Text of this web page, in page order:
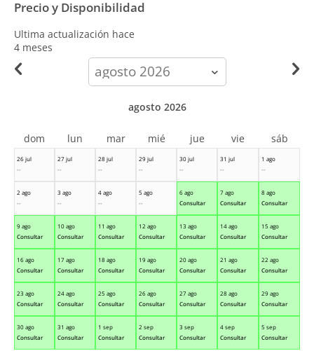
Precio y Disponibilidad
Ultima actualización hace
4 meses
calendar-
month
26 jul
--
27 jul
--
28 jul
--
29 jul
--
30 jul
--
31 jul
--
1 ago
--
2 ago
--
3 ago
--
4 ago
--
5 ago
--
6 ago
Consultar
7 ago
Consultar
8 ago
Consultar
9 ago
Consultar
10 ago
Consultar
11 ago
Consultar
12 ago
Consultar
13 ago
Consultar
14 ago
Consultar
15 ago
Consultar
16 ago
Consultar
17 ago
Consultar
18 ago
Consultar
19 ago
Consultar
20 ago
Consultar
21 ago
Consultar
22 ago
Consultar
23 ago
Consultar
24 ago
Consultar
25 ago
Consultar
26 ago
Consultar
27 ago
Consultar
28 ago
Consultar
29 ago
Consultar
30 ago
Consultar
31 ago
Consultar
1 sep
Consultar
2 sep
Consultar
3 sep
Consultar
4 sep
Consultar
5 sep
Consultar
agosto 2026
dom lun mar mié jue vie sáb